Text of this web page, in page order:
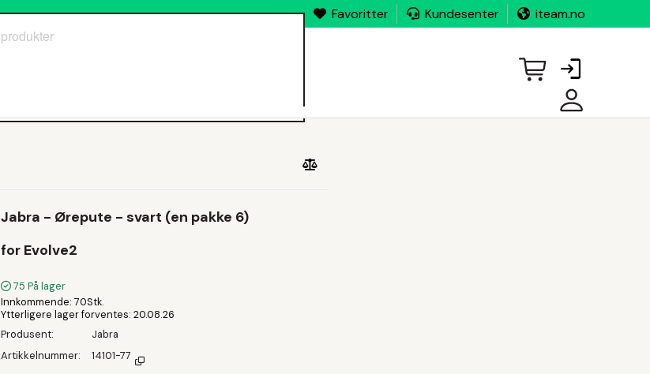
Favoritter Kundesenter iteam.no
MINE
Jabra - Ørepute - svart (en pakke 6)
for Evolve2
75 På lager
Innkommende 70Stk.
Ytterligere lager forventes 20.08.26
Produsent
Jabra
Artikkelnummer
14101-77